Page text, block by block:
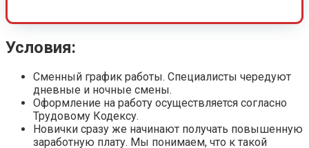
Условия:
Сменный график работы. Специалисты чередуют
дневные и ночные смены.
Оформление на работу осуществляется согласно
Трудовому Кодексу.
Новички сразу же начинают получать повышенную
заработную плату. Мы понимаем, что к такой